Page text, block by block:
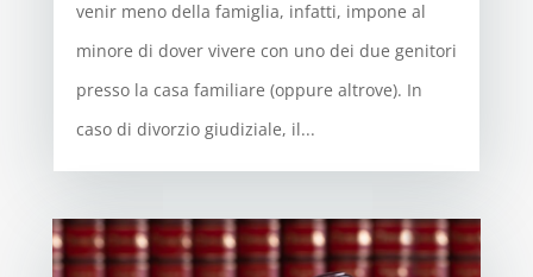
venir meno della famiglia, infatti, impone al
minore di dover vivere con uno dei due genitori
presso la casa familiare (oppure altrove). In
caso di divorzio giudiziale, il...